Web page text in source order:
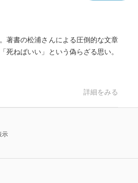
著書の松浦さんによる圧倒的な文章
死ねばいい」という偽らざる思い。
詳細をみる
示